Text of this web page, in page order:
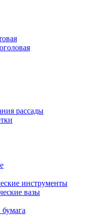
рассады
инструменты
вазы